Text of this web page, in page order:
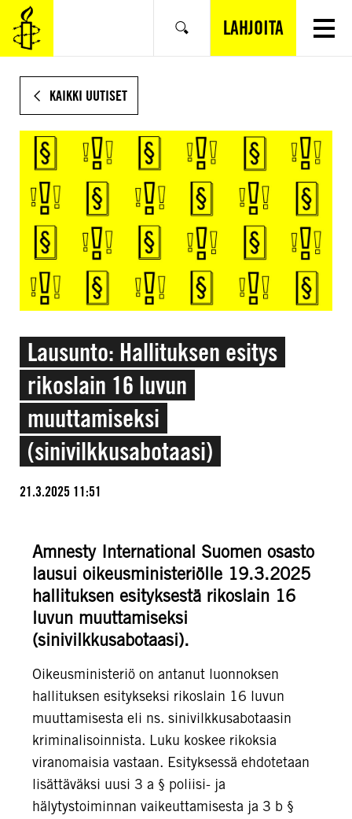
SIIRRY
VARSINAISEEN
SISÄLTÖÖN
Hae LAHJOITA
KAIKKI UUTISET
Lausunto: Hallituksen esitys
rikoslain 16 luvun
muuttamiseksi
(sinivilkkusabotaasi)
21.3.2025 11:51
Amnesty International Suomen osasto
lausui oikeusministeriölle 19.3.2025
hallituksen esityksestä rikoslain 16
luvun muuttamiseksi
(sinivilkkusabotaasi).
Oikeusministeriö on antanut luonnoksen
hallituksen esitykseksi rikoslain 16 luvun
muuttamisesta eli ns. sinivilkkusabotaasin
kriminalisoinnista. Luku koskee rikoksia
viranomaisia vastaan. Esityksessä ehdotetaan
lisättäväksi uusi 3 a § poliisi- ja
hälytystoiminnan vaikeuttamisesta ja 3 b §